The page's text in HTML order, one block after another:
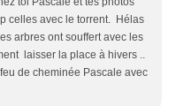
celles avec le torrent. Hélas
arbres ont souffert avec les
laisser la place à hivers ..
de cheminée Pascale avec